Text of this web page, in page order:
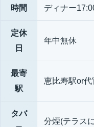
時間
ディナー
定休
日
年中無休
最寄
駅
恵比寿駅or代
タバ
分煙(テラス